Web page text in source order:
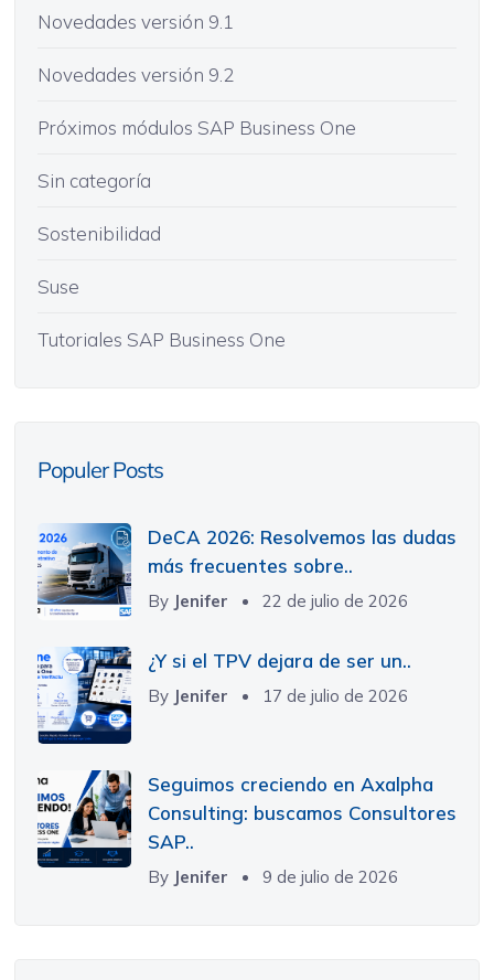
Novedades versión 9.1
Novedades versión 9.2
Próximos módulos SAP Business One
Sin categoría
Sostenibilidad
Suse
Tutoriales SAP Business One
Populer Posts
DeCA 2026: Resolvemos las dudas
más frecuentes sobre..
By Jenifer 22 de julio de 2026
¿Y si el TPV dejara de ser un..
By Jenifer 17 de julio de 2026
Seguimos creciendo en Axalpha
Consulting: buscamos Consultores
SAP..
By Jenifer 9 de julio de 2026